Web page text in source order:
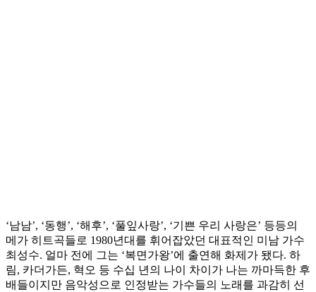
‘남남’, ‘동행’, ‘해후’, ‘풀잎사랑’, ‘기쁜 우리 사랑은’ 등등의
메가 히트곡들로 1980년대를 휘어잡았던 대표적인 미남 가수
최성수. 얼마 전에 그는 ‘복면가왕’에 출연해 화제가 됐다. 하
림, 카더가든, 혁오 등 수십 년의 나이 차이가 나는 까마득한 후
배들이지만 음악성으로 인정받는 가수들의 노래를 과감히 선